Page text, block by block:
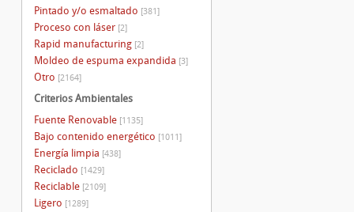
Pintado y/o esmaltado [381]
Proceso con láser [2]
Rapid manufacturing [2]
Moldeo de espuma expandida [3]
Otro [2164]
Criterios Ambientales
Fuente Renovable [1135]
Bajo contenido energético [1011]
Energía limpia [438]
Reciclado [1429]
Reciclable [2109]
Ligero [1289]